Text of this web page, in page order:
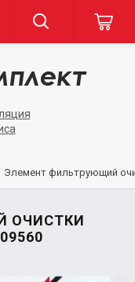
Элемент фильтрующий
ОЧИСТКИ